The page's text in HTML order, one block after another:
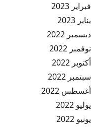
فبراير 2023
يناير 2023
ديسمبر 2022
نوفمبر 2022
أكتوبر 2022
سبتمبر 2022
أغسطس 2022
يوليو 2022
يونيو 2022